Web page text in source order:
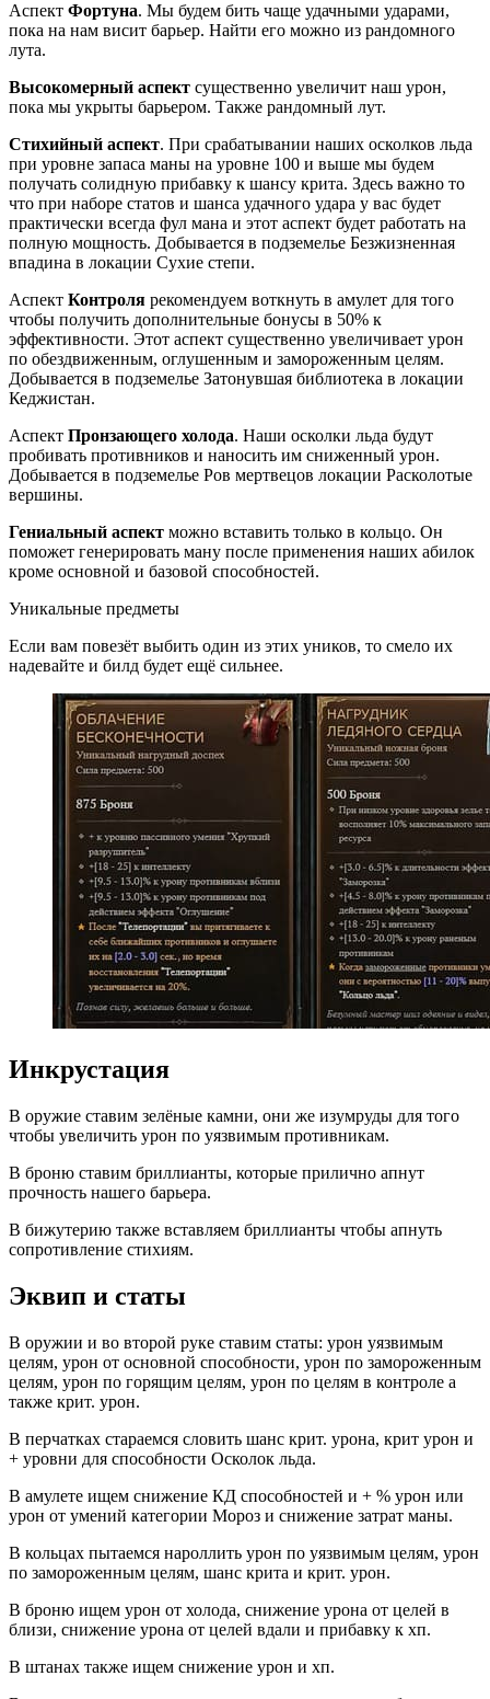
Аспект Фортуна. Мы будем бить чаще удачными ударами,
пока на нам висит барьер. Найти его можно из рандомного
лута.
Высокомерный аспект существенно увеличит наш урон,
пока мы укрыты барьером. Также рандомный лут.
Стихийный аспект. При срабатывании наших осколков льда
при уровне запаса маны на уровне 100 и выше мы будем
получать солидную прибавку к шансу крита. Здесь важно то
что при наборе статов и шанса удачного удара у вас будет
практически всегда фул мана и этот аспект будет работать на
полную мощность. Добывается в подземелье Безжизненная
впадина в локации Сухие степи.
Аспект Контроля рекомендуем воткнуть в амулет для того
чтобы получить дополнительные бонусы в 50% к
эффективности. Этот аспект существенно увеличивает урон
по обездвиженным, оглушенным и замороженным целям.
Добывается в подземелье Затонувшая библиотека в локации
Кеджистан.
Аспект Пронзающего холода. Наши осколки льда будут
пробивать противников и наносить им сниженный урон.
Добывается в подземелье Ров мертвецов локации Расколотые
вершины.
Гениальный аспект можно вставить только в кольцо. Он
поможет генерировать ману после применения наших абилок
кроме основной и базовой способностей.
Уникальные предметы
Если вам повезёт выбить один из этих уников, то смело их
надевайте и билд будет ещё сильнее.
Инкрустация
В оружие ставим зелёные камни, они же изумруды для того
чтобы увеличить урон по уязвимым противникам.
В броню ставим бриллианты, которые прилично апнут
прочность нашего барьера.
В бижутерию также вставляем бриллианты чтобы апнуть
сопротивление стихиям.
Эквип и статы
В оружии и во второй руке ставим статы: урон уязвимым
целям, урон от основной способности, урон по замороженным
целям, урон по горящим целям, урон по целям в контроле а
также крит. урон.
В перчатках стараемся словить шанс крит. урона, крит урон и
+ уровни для способности Осколок льда.
В амулете ищем снижение КД способностей и + % урон или
урон от умений категории Мороз и снижение затрат маны.
В кольцах пытаемся нароллить урон по уязвимым целям, урон
по замороженным целям, шанс крита и крит. урон.
В броню ищем урон от холода, снижение урона от целей в
близи, снижение урона от целей вдали и прибавку к хп.
В штанах также ищем снижение урон и хп.